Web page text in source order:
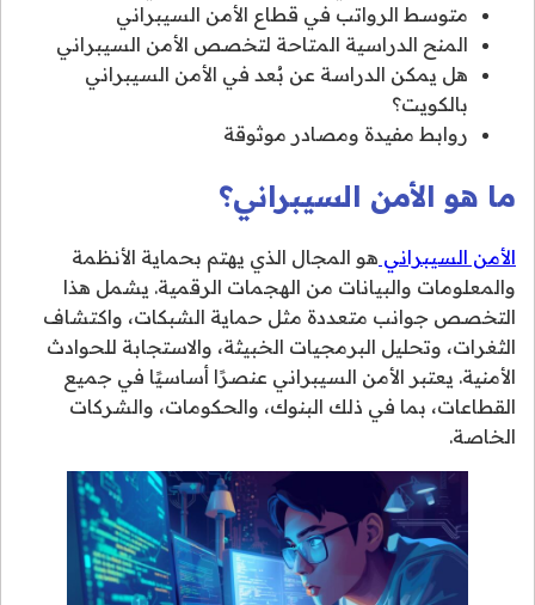
متوسط الرواتب في قطاع الأمن السيبراني
المنح الدراسية المتاحة لتخصص الأمن السيبراني
هل يمكن الدراسة عن بُعد في الأمن السيبراني
بالكويت؟
روابط مفيدة ومصادر موثوقة
ما هو الأمن السيبراني؟
الأمن السيبراني هو المجال الذي يهتم بحماية الأنظمة
والمعلومات والبيانات من الهجمات الرقمية. يشمل هذا
التخصص جوانب متعددة مثل حماية الشبكات، واكتشاف
الثغرات، وتحليل البرمجيات الخبيثة، والاستجابة للحوادث
الأمنية. يعتبر الأمن السيبراني عنصرًا أساسيًا في جميع
القطاعات، بما في ذلك البنوك، والحكومات، والشركات
الخاصة.